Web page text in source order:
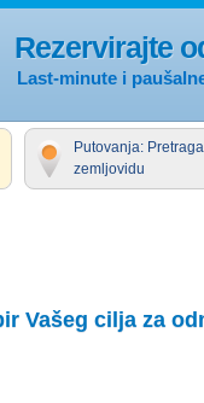
Rezervirajte
Last-minute i
Putovanja:
zemljovidu
Vašeg cilja za